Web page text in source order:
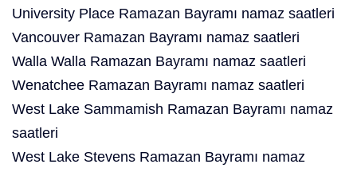
University Place Ramazan Bayramı namaz saatleri
Vancouver Ramazan Bayramı namaz saatleri
Walla Walla Ramazan Bayramı namaz saatleri
Wenatchee Ramazan Bayramı namaz saatleri
West Lake Sammamish Ramazan Bayramı namaz
saatleri
West Lake Stevens Ramazan Bayramı namaz